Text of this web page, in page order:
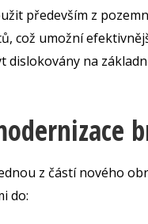
především z
což umožní
dislokovány na
z částí nového
do: